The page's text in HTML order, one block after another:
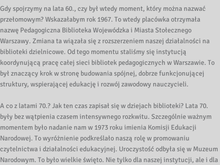
Gdy spojrzymy na lata 60., czy był wtedy moment, który można nazwać
przełomowym? Wskazałabym rok 1967. To wtedy placówka otrzymała
nazwę Pedagogiczna Biblioteka Wojewódzka i Miasta Stołecznego
Warszawy. Zmiana ta wiązała się z rozszerzeniem naszej działalności na
biblioteki dzielnicowe. Od tego momentu staliśmy się instytucją
koordynującą pracę całej sieci bibliotek pedagogicznych w Warszawie. To
był znaczący krok w stronę budowania spójnej, dobrze funkcjonującej
struktury, wspierającej edukację i rozwój zawodowy nauczycieli.
A co z latami 70.? Jak ten czas zapisał się w dziejach biblioteki? Lata 70.
były bez wątpienia czasem intensywnego rozkwitu. Szczególnie ważnym
momentem było nadanie nam w 1973 roku imienia Komisji Edukacji
Narodowej. To wyróżnienie podkreślało naszą rolę w promowaniu
czytelnictwa i działalności edukacyjnej. Uroczystość odbyła się w Muzeum
Narodowym. To było wielkie święto. Nie tylko dla naszej instytucji, ale i dla